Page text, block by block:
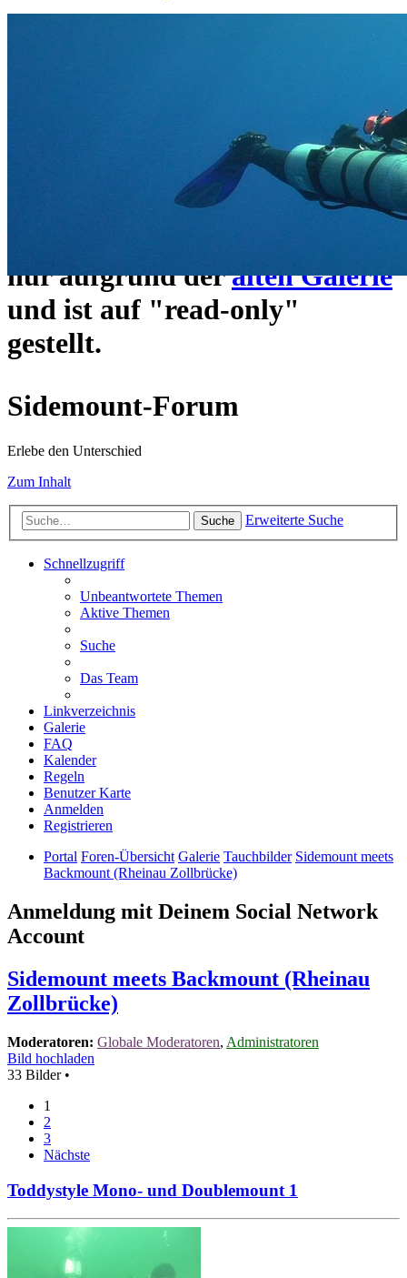
https://www.sidemount-
erreichbar.
nur aufgrund deralten Galerie
und ist auf "read-only"
gestellt.
Sidemount-Forum
Erlebe den Unterschied
Zum Inhalt
Suche Erweiterte Suche
Schnellzugriff
Unbeantwortete Themen
Aktive Themen
Suche
Das Team
Linkverzeichnis
Galerie
FAQ
Kalender
Regeln
Benutzer Karte
Anmelden
Registrieren
Portal Foren-Übersicht Galerie Tauchbilder Sidemount meets
Backmount (Rheinau Zollbrücke)
Anmeldung mit Deinem Social Network
Account
Sidemount meets Backmount (Rheinau
Zollbrücke)
Moderatoren: Globale Moderatoren, Administratoren
Bild hochladen
33 Bilder •
1
2
3
Nächste
Toddystyle Mono- und Doublemount 1